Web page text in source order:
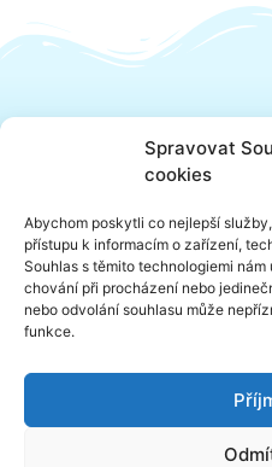
Spravovat
cookies
Abychom poskytli co nejlepší
přístupu k informacím o zařízení,
Souhlas s těmito technologiemi
chování při procházení nebo
nebo odvolání souhlasu může
funkce.
PŘÁNÍ A